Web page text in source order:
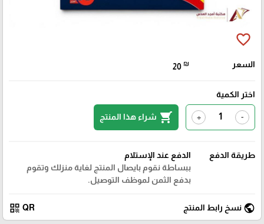
favorite_border
السعر 20 ₪
اختر الكمية
-
+
shopping_cart شراء هذا المنتج
طريقة الدفع
الدفع عند الإستلام
ببساطة نقوم بايصال المنتج لغاية منزلك وتقوم
بدفع الثمن لموظف التوصيل.
public نسخ رابط المنتج QR
qr_code